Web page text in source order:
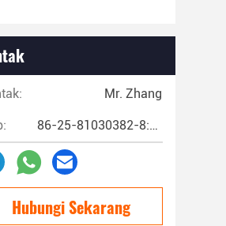
Mr. Zhang
86-25-81030382-8:00~17:00
Hubungi Sekarang